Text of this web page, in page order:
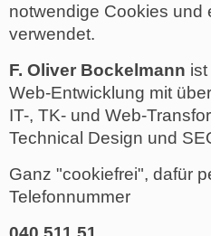
notwendige Cookies und
verwendet.
F. Oliver Bockelmann
Web-Entwicklung mit
IT-, TK- und Web-
Technical Design und
Ganz "cookiefrei", dafür
Telefonnummer